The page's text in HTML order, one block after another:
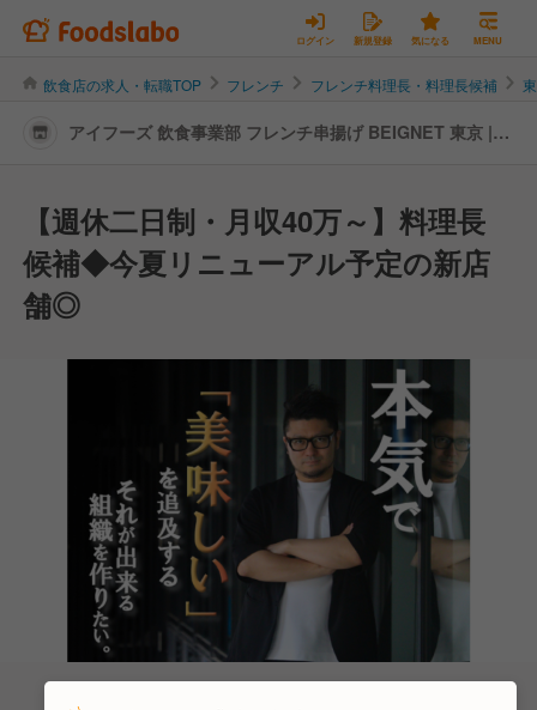
ログイン 新規登録 気になる MENU
飲食店の求人・転職TOP フレンチ フレンチ料理長・料理長候補
アイフーズ 飲食事業部 フレンチ串揚げ BEIGNET 東京 |
【週休二日制・月収40万～】料理長
候補◆今夏リニューアル予定の新店
舗◎